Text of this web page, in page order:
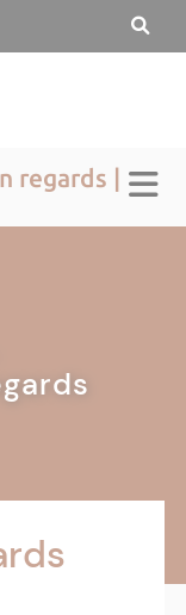
regards |